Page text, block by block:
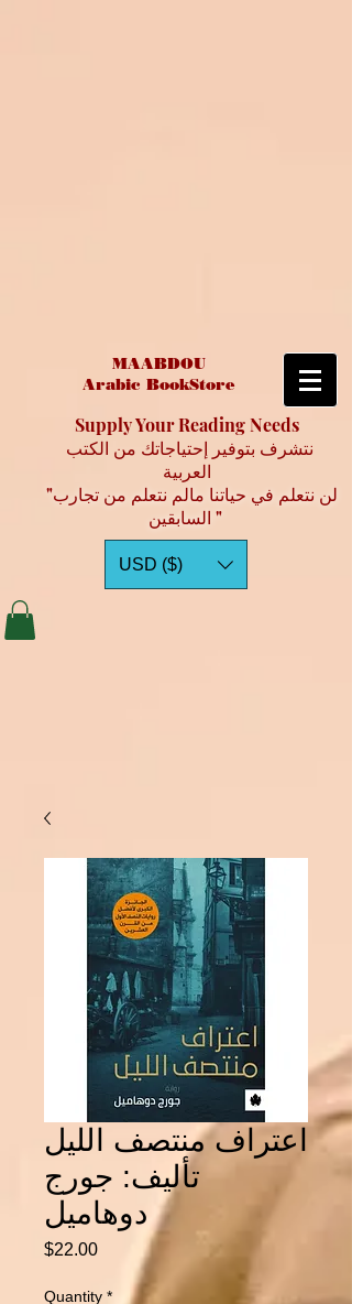
MAABDOU
Arabic BookStore
Supply Your Reading Needs
العربية
"لن نتعلم في حياتنا مالم نتعلم من تجارب
السابقين "
USD ($)
اعتراف منتصف الليل
تأليف: جورج
دوهاميل
$22.00Price
Quantity *